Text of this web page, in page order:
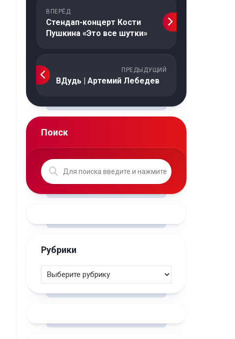
ВПЕРЁД
Стендап-концерт Кости
Пушкина «Это все шутки»
ПРЕДЫДУЩИЙ
ВДудь | Артемий Лебедев
Поиск
Рубрики